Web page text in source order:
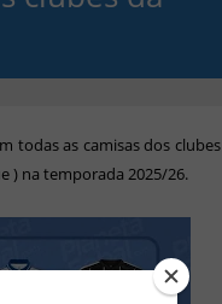
todas as camisas dos clubes
) na temporada 2025/26.